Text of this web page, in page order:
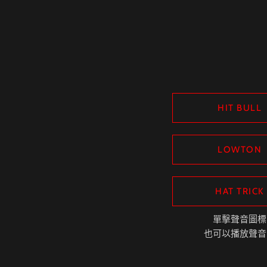
HIT BULL
LOWTON
HAT TRICK
單擊聲音圖標
也可以播放聲